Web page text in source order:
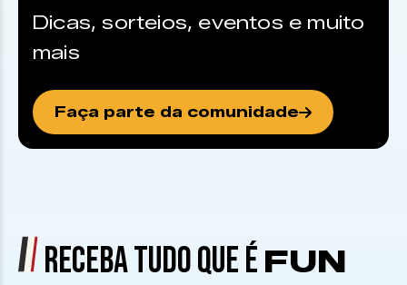
Dicas, sorteios, eventos e muito
mais
Faça parte da comunidade
RECEBA TUDO QUE É FUN